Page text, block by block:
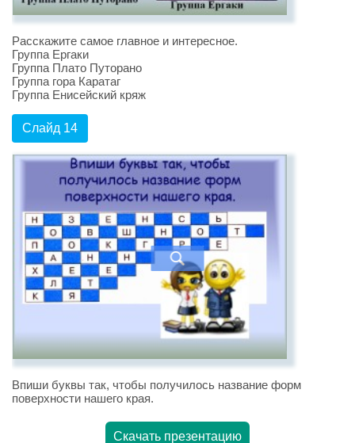
Расскажите самое главное и интересное.
Группа Ергаки
Группа Плато Путорано
Группа гора Каратаг
Группа Енисейский кряж
Слайд 14
Впиши буквы так, чтобы получилось название форм
поверхности нашего края.
Скачать презентацию